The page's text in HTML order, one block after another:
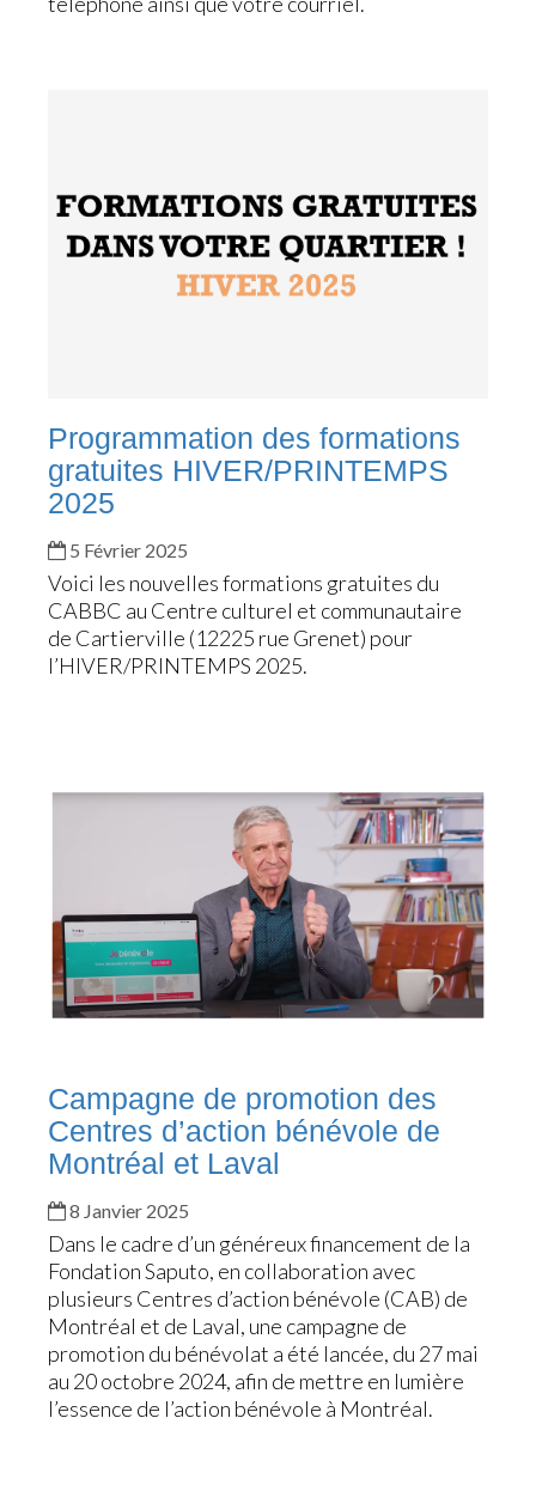
Programmation des formations
gratuites HIVER/PRINTEMPS
2025
5 Février 2025
Voici les nouvelles formations gratuites du
CABBC au Centre culturel et communautaire
de Cartierville (12225 rue Grenet) pour
l’HIVER/PRINTEMPS 2025.
Campagne de promotion des
Centres d’action bénévole de
Montréal et Laval
8 Janvier 2025
Dans le cadre d’un généreux financement de la
Fondation Saputo, en collaboration avec
plusieurs Centres d’action bénévole (CAB) de
Montréal et de Laval, une campagne de
promotion du bénévolat a été lancée, du 27 mai
au 20 octobre 2024, afin de mettre en lumière
l’essence de l’action bénévole à Montréal.